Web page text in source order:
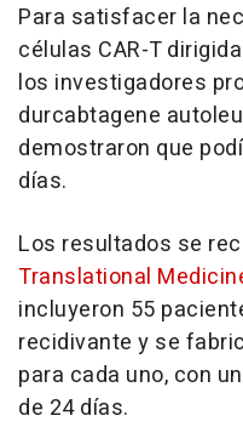
Para satisfacer la
células CAR-T
los investigadores
durcabtagene
demostraron que
días.
Los resultados se
Translational
incluyeron 55
recidivante y se
para cada uno, con
de 24 días.